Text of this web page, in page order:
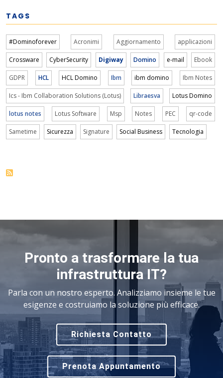
TAGS
#Dominoforever Acronimi Aggiornamento applicazioni
Crossware CyberSecurity Digiway Domino e-mail Ebook
GDPR HCL HCL Domino Ibm ibm domino Ibm Notes
Ics - Ibm Collaboration Solutions (Lotus) Libraesva Lotus Domino
lotus notes Lotus Software Msp Notes PEC qr-code
Sametime Sicurezza Signature Social Business Tecnologia
Pronto a trasformare la tua
infrastruttura IT?
Parla con un nostro esperto. Analizziamo insieme le tue
esigenze e costruiamo la soluzione più efficace.
Richiesta Contatto
Prenota Appuntamento